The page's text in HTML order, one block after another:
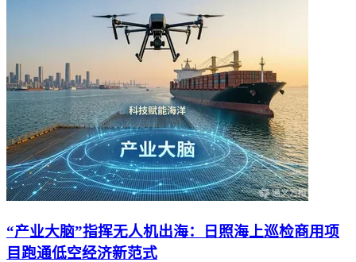
“产业大脑”指挥无人机出海：日照海上巡检商用项
目跑通低空经济新范式